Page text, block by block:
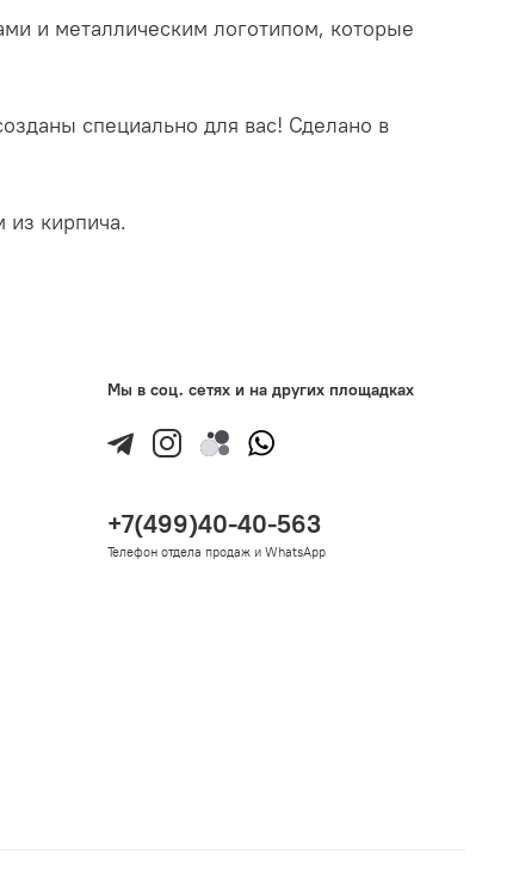
и металлическим логотипом, которые
специально для вас! Сделано в
кирпича.
Мы в соц. сетях и на других площадках
+7(499)40-40-563
Телефон отдела продаж и WhatsApp